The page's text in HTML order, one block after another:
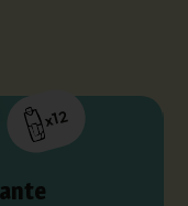
x12